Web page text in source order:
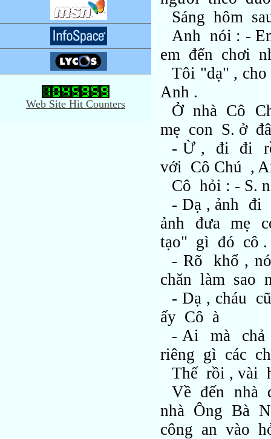
Web Site Hit Counters
Sáng hôm
Anh nói : -
em đến chơi
Tôi "dạ" ,
Anh .
Ở nhà Cô
mẹ con S. ở
- Ừ , đi đi
với Cô Chú ,
Cô hỏi : - S.
- Dạ , ảnh
ảnh đưa mẹ
tạo" gì đó cô .
- Rõ khổ ,
chăn làm sao
- Dạ , cháu
ấy Cô à
- Ai mà
riêng gì các
Thế rồi , vài
Về đến nhà
nhà Ông Bà
công an vào